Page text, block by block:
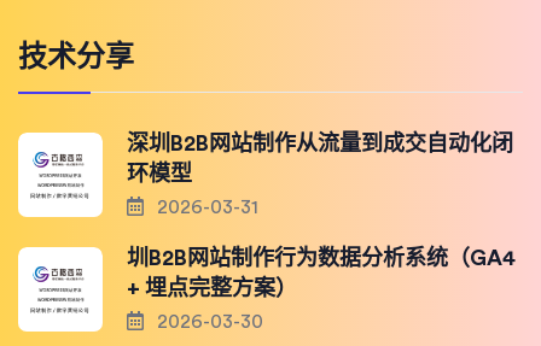
技术分享
深圳B2B网站制作从流量到成交自动化闭
环模型
2026-03-31
圳B2B网站制作行为数据分析系统（GA4
+ 埋点完整方案）
2026-03-30